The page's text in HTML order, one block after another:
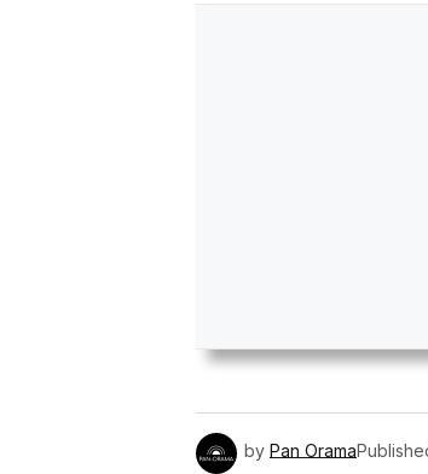
by Pan Orama